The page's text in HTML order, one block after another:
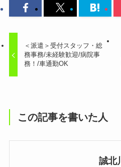
＜派遣＞受付スタッフ・総
務事務/未経験歓迎/病院事
務！/車通勤OK
この記事を書いた人
誠北